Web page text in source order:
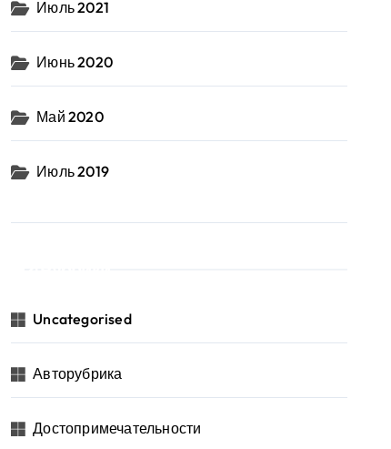
Июль 2021
Июнь 2020
Май 2020
Июль 2019
Uncategorised
Авторубрика
Достопримечательности